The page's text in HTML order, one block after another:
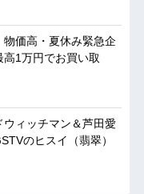
物価高・夏休み緊急企
1万円でお買い取
ィッチマン＆芦田愛
のヒスイ（翡翠）